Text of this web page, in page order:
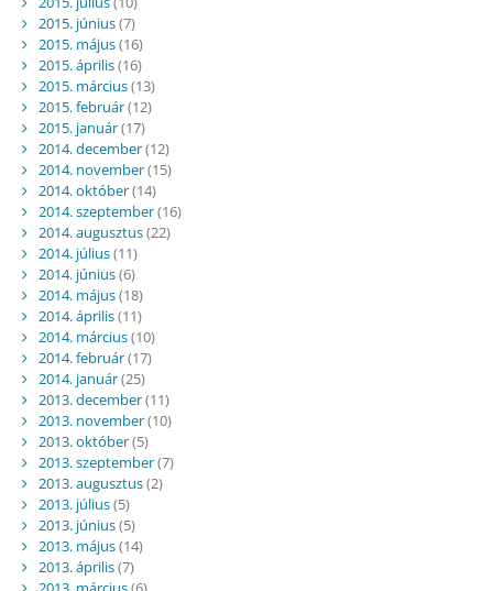
2015. június(7)
2015. május(16)
2015. április(16)
2015. március(13)
2015. február(12)
2015. január(17)
2014. december(12)
2014. november(15)
2014. október(14)
2014. szeptember(16)
2014. augusztus(22)
2014. július(11)
2014. június(6)
2014. május(18)
2014. április(11)
2014. március(10)
2014. február(17)
2014. január(25)
2013. december(11)
2013. november(10)
2013. október(5)
2013. szeptember(7)
2013. augusztus(2)
2013. július(5)
2013. június(5)
2013. május(14)
2013. április(7)